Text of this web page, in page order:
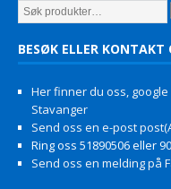
BESØK ELLER KONTAKT
Her finner du oss, google
Stavanger
Send oss en e-post
Ring oss 51890506 eller
Send oss en melding på